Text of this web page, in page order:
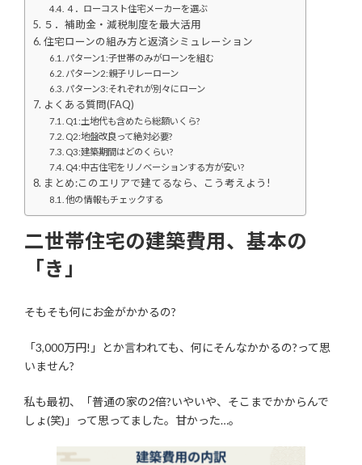
４．ローコスト住宅メーカーを選ぶ
５．補助金・減税制度を最大活用
住宅ローンの組み方と返済シミュレーション
パターン1:子世帯のみがローンを組む
パターン2:親子リレーローン
パターン3:それぞれが別々にローン
よくある質問(FAQ)
Q1:土地代も含めたら総額いくら?
Q2:地盤改良って絶対必要?
Q3:建築期間はどのくらい?
Q4:中古住宅をリノベーションする方が安い?
まとめ:このエリアで建てるなら、こう考えよう!
他の情報もチェックする
二世帯住宅の建築費用、基本の
「き」
そもそも何にお金がかかるの?
「3,000万円!」とか言われても、何にそんなかかるの?って思
いません?
私も最初、「普通の家の2倍?いやいや、そこまでかからんで
しょ(笑)」って思ってました。甘かった…。